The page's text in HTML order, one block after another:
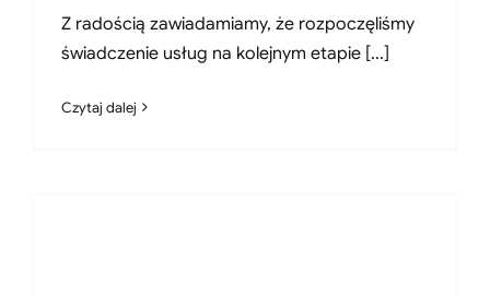
Z radością zawiadamiamy, że rozpoczęliśmy
świadczenie usług na kolejnym etapie [...]
Czytaj dalej